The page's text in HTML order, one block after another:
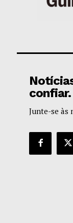
confiar.
Junte-se às